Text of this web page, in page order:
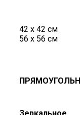
42 х 42 см
56 х 56 см